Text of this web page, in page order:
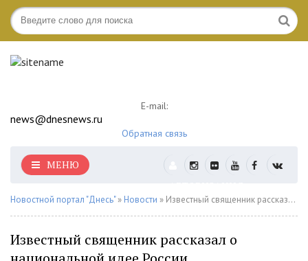
E-mail:
news@dnesnews.ru
Обратная связь
МЕНЮ
Новостной портал "Днесь"» Новости » Известный священник рассказал о национальной идее России
Известный священник рассказал о